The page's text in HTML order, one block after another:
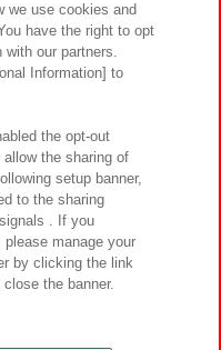
サイトポリシー
シビリティ方針と検証結果
あるご質問・お問い合わせ
Inc.
Lab Inc.
we use cookies and
have the right to opt
with our partners.
Information] to
the opt-out
the sharing of
setup banner,
to the sharing
. If you
manage your
by clicking the link
the banner.